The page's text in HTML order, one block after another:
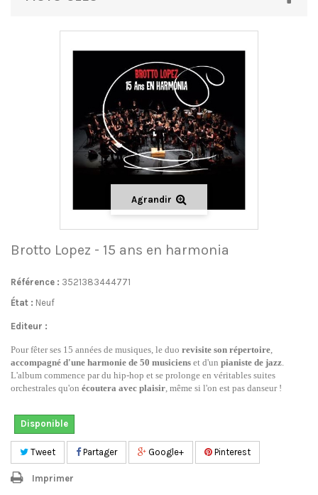
Agrandir
Brotto Lopez - 15 ans en harmonia
Référence : 3521383444771
État : Neuf
Editeur :
Pour fêter ses 15 années de musiques, le duo revisite son répertoire,
accompagné d'une harmonie de 50 musiciens et d'un pianiste de jazz.
L'album commence par du hip-hop et se prolonge en véritables suites
orchestrales qu'on écoutera avec plaisir, même si l'on est pas danseur !
Disponible
Tweet Partager Google+ Pinterest
Imprimer